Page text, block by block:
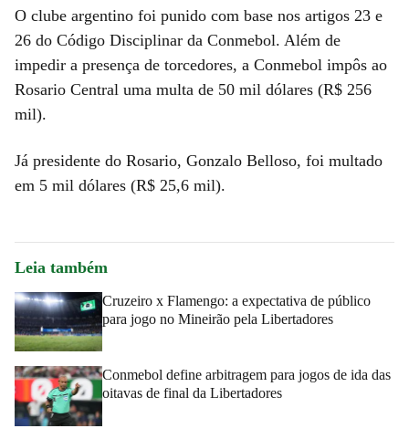
O clube argentino foi punido com base nos artigos 23 e
26 do Código Disciplinar da Conmebol. Além de
impedir a presença de torcedores, a Conmebol impôs ao
Rosario Central uma multa de 50 mil dólares (R$ 256
mil).
Já presidente do Rosario, Gonzalo Belloso, foi multado
em 5 mil dólares (R$ 25,6 mil).
Leia também
Cruzeiro x Flamengo: a expectativa de público
para jogo no Mineirão pela Libertadores
Conmebol define arbitragem para jogos de ida das
oitavas de final da Libertadores